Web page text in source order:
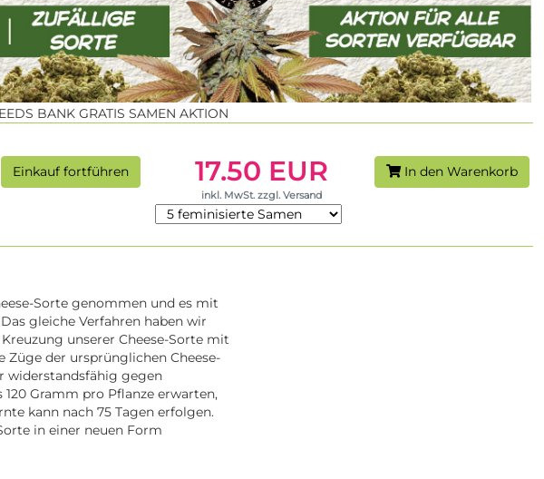
BANK GRATIS SAMEN AKTION
Einkauf fortführen 17.50 EUR
inkl. MwSt. zzgl. Versand
In den Warenkorb
Sorte genommen und es mit
gleiche Verfahren haben wir
unserer Cheese-Sorte mit
Züge der ursprünglichen Cheese-
widerstandsfähig gegen
Gramm pro Pflanze erwarten,
kann nach 75 Tagen erfolgen.
in einer neuen Form